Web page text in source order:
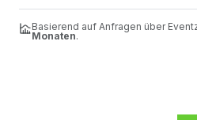
Basierend auf Anfragen über
Monaten.